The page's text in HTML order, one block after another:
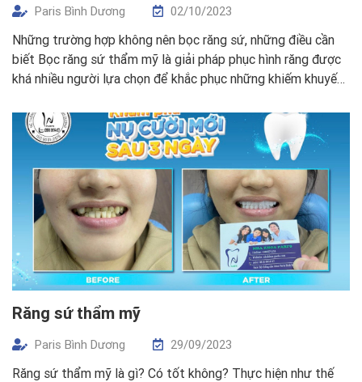
Paris Bình Dương 02/10/2023
Những trường hợp không nên bọc răng sứ, những điều cần
biết Bọc răng sứ thẩm mỹ là giải pháp phục hình răng được
khá nhiều người lựa chọn để khắc phục những khiếm khuyết
nên bọc răng sứ. Có thể gây biến chứng […]
Răng sứ thẩm mỹ
Paris Bình Dương 29/09/2023
Răng sứ thẩm mỹ là gì? Có tốt không? Thực hiện như thế